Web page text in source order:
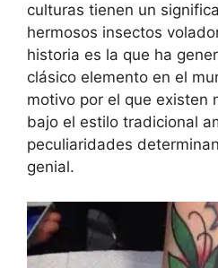
culturas tienen un
hermosos insectos
historia es la que ha
clásico elemento en el
motivo por el que existen
bajo el estilo tradicional
peculiaridades
genial.